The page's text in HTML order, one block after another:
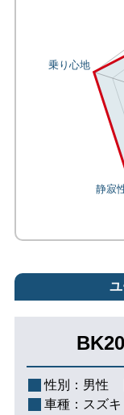
性別： 男性
車種： スズ